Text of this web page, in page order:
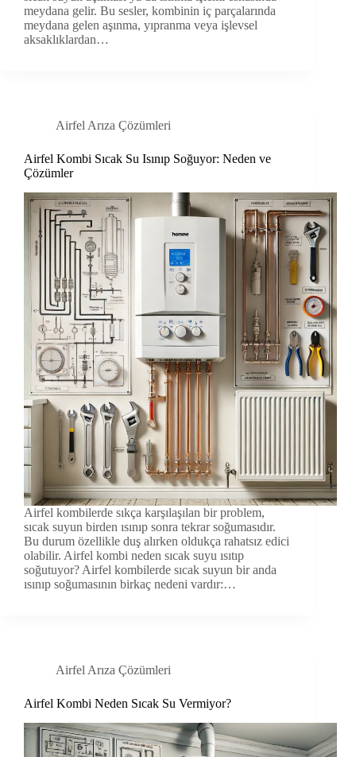
meydana gelir. Bu sesler, kombinin iç parçalarında
meydana gelen aşınma, yıpranma veya işlevsel
aksaklıklardan…
Airfel Arıza Çözümleri
Airfel Kombi Sıcak Su Isınıp Soğuyor: Neden ve
Çözümler
Airfel kombilerde sıkça karşılaşılan bir problem,
sıcak suyun birden ısınıp sonra tekrar soğumasıdır.
Bu durum özellikle duş alırken oldukça rahatsız edici
olabilir. Airfel kombi neden sıcak suyu ısıtıp
soğutuyor? Airfel kombilerde sıcak suyun bir anda
ısınıp soğumasının birkaç nedeni vardır:…
Airfel Arıza Çözümleri
Airfel Kombi Neden Sıcak Su Vermiyor?